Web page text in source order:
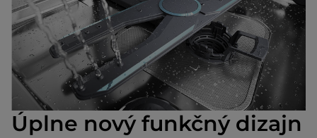
Úplne nový funkčný dizajn